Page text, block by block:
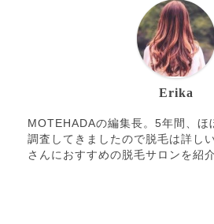
Erika
MOTEHADAの編集長。5年間、ほ
調査してきましたので脱毛は詳し
さんにおすすめの脱毛サロンを紹